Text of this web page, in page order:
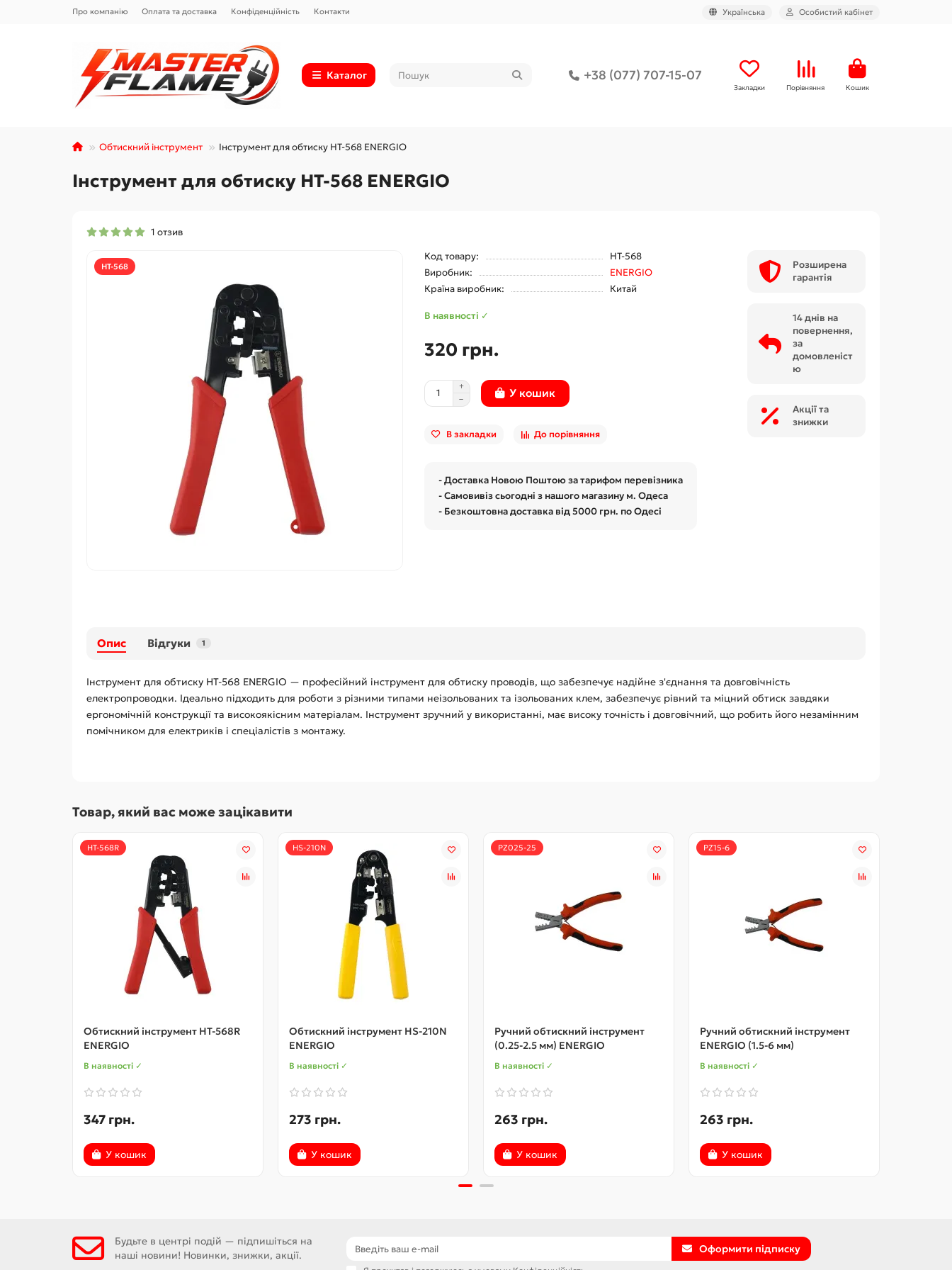
Про компанію Оплата та доставка Конфіденційність Контакти Українська Особистий кабінет
Каталог +38 (077) 707-15-07
Закладки Порівняння Кошик
Обтискний інструмент Інструмент для обтиску HT-568 ENERGIO
Інструмент для обтиску HT-568 ENERGIO
1 отзив
HT-568
Код товару:
HT-568
Виробник:
ENERGIO
Країна виробник:
Китай
В наявності ✓
320 грн.
У кошик
В закладки До порівняння
- Доставка Новою Поштою за тарифом перевізника
- Самовивіз сьогодні з нашого магазину м. Одеса
- Безкоштовна доставка від 5000 грн. по Одесі
Розширена
гарантія
14 днів на
повернення,
за
домовленіст
ю
Акції та
знижки
Опис Відгуки 1
Інструмент для обтиску HT-568 ENERGIO — професійний інструмент для обтиску проводів, що забезпечує надійне з'єднання та довговічність
електропроводки. Ідеально підходить для роботи з різними типами неізольованих та ізольованих клем, забезпечує рівний та міцний обтиск завдяки
ергономічній конструкції та високоякісним матеріалам. Інструмент зручний у використанні, має високу точність і довговічний, що робить його незамінним
помічником для електриків і спеціалістів з монтажу.
Товар, який вас може зацікавити
HT-568R
Обтискний інструмент HT-568R
ENERGIO
В наявності ✓
347 грн.
У кошик
HS-210N
Обтискний інструмент HS-210N
ENERGIO
В наявності ✓
273 грн.
У кошик
PZ025-25
Ручний обтискний інструмент
(0.25-2.5 мм) ENERGIO
В наявності ✓
263 грн.
У кошик
PZ15-6
Ручний обтискний інструмент
ENERGIO (1.5-6 мм)
В наявності ✓
263 грн.
У кошик
Будьте в центрі подій — підпишіться на
наші новини! Новинки, знижки, акції.
Оформити підписку